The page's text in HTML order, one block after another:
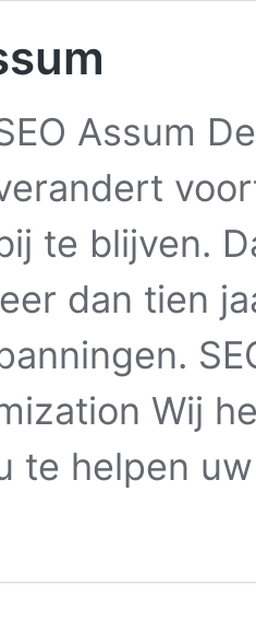
Assum
te blijven.
dan tien
Wij
te helpen